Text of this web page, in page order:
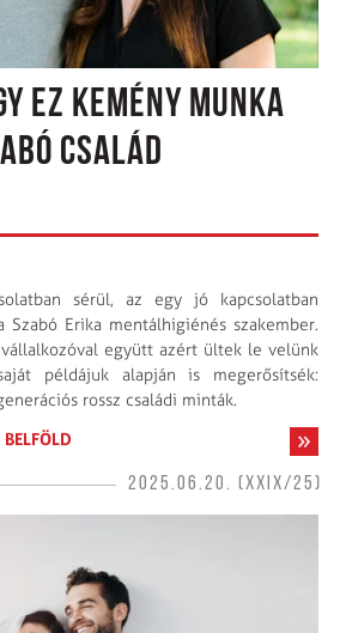
EZ KEMÉNY MUNKA
CSALÁD
sérül, az egy jó kapcsolatban
Szabó Erika mentálhigiénés szakember.
együtt azért ültek le velünk
példájuk alapján is megerősítsék:
rossz családi minták.
BELFÖLD
2025.06.20. (XXIX/25)